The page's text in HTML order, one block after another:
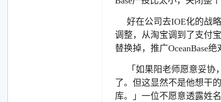
好在公司去IOE化的战
调整，从淘宝调到了支付
替换掉，推广OceanBase
「如果阳老师愿意妥
了。但这显然不是他想干
库。」一位不愿意透露姓